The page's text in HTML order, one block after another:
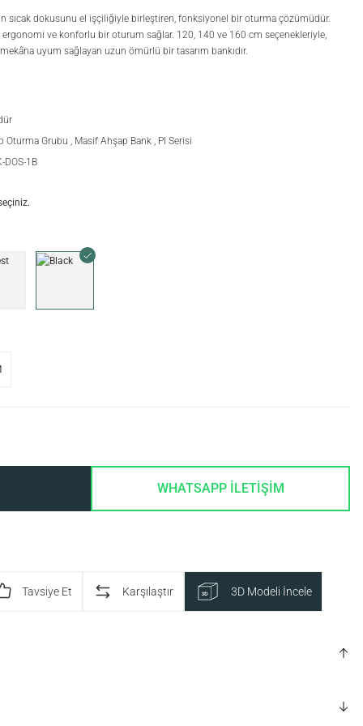
sıcak dokusunu el işçiliğiyle birleştiren, fonksiyonel bir oturma çözümüdür.
ergonomi ve konforlu bir oturum sağlar. 120, 140 ve 160 cm seçenekleriyle,
uyum sağlayan uzun ömürlü bir tasarım bankıdır.
Oturma Grubu , Masif Ahşap Bank , PI Serisi
DOS-1B
WHATSAPP İLETİŞİM
Tavsiye Et Karşılaştır 3D Modeli İncele